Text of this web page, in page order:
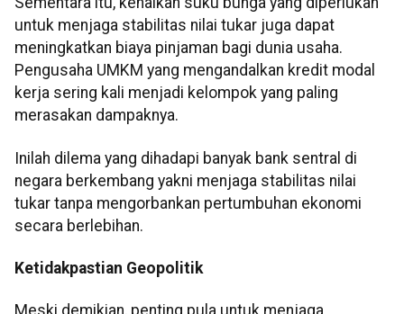
untuk menjaga stabilitas nilai tukar juga dapat
meningkatkan biaya pinjaman bagi dunia usaha.
Pengusaha UMKM yang mengandalkan kredit modal
kerja sering kali menjadi kelompok yang paling
merasakan dampaknya.
Inilah dilema yang dihadapi banyak bank sentral di
negara berkembang yakni menjaga stabilitas nilai
tukar tanpa mengorbankan pertumbuhan ekonomi
secara berlebihan.
Ketidakpastian Geopolitik